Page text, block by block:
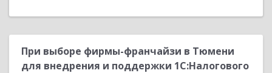
При выборе фирмы-франчайзи в Тюмени
для внедрения и поддержки 1С:Налогового